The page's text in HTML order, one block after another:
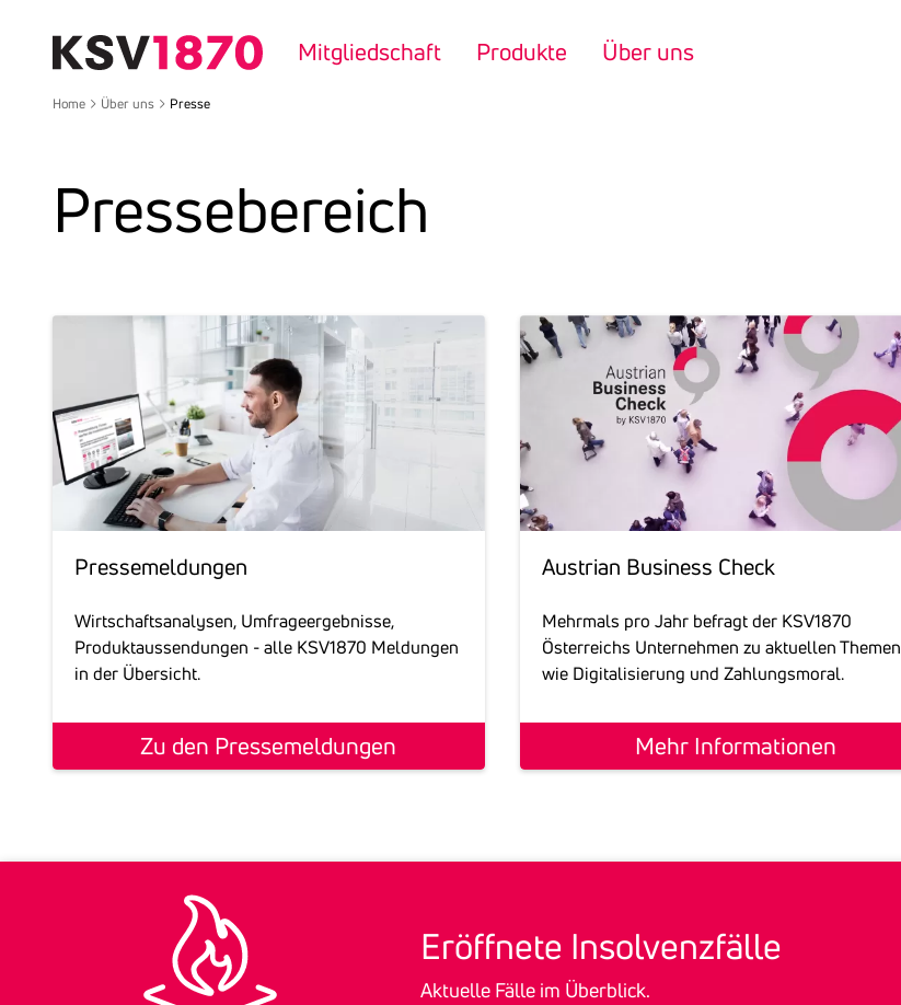
Mitgliedschaft Produkte Über uns
Home Über uns Presse
Pres­se­be­reich
Pres­se­mel­dungen
Wirtschaftsanalysen, Umfrageergebnisse,
Produktaussendungen - alle KSV1870 Meldungen
in der Übersicht.
Zu den Pressemeldungen
Austrian Busi­ness Check
Mehrmals pro Jahr befragt der KSV1870
Österreichs Unternehmen zu aktuellen Themen
wie Digitalisierung und Zahlungsmoral.
Mehr Informationen
Eröff­nete Insol­venz­fälle
Aktuelle Fälle im Überblick.